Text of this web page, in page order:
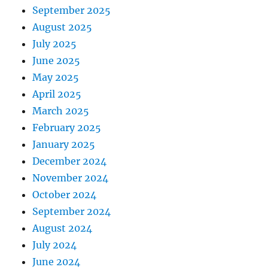
September 2025
August 2025
July 2025
June 2025
May 2025
April 2025
March 2025
February 2025
January 2025
December 2024
November 2024
October 2024
September 2024
August 2024
July 2024
June 2024